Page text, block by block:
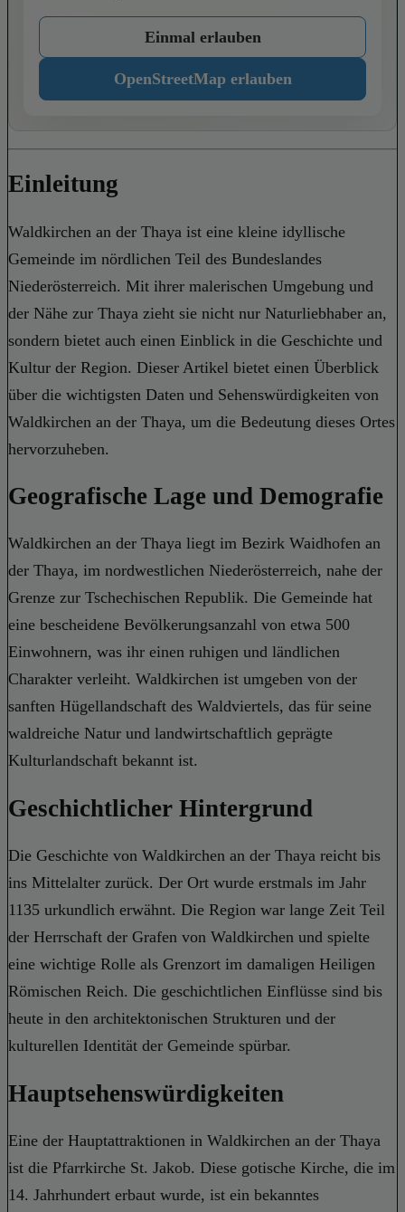
Einmal erlauben
OpenStreetMap erlauben
Einleitung
Waldkirchen an der Thaya ist eine kleine idyllische
Gemeinde im nördlichen Teil des Bundeslandes
Niederösterreich. Mit ihrer malerischen Umgebung und
der Nähe zur Thaya zieht sie nicht nur Naturliebhaber an,
sondern bietet auch einen Einblick in die Geschichte und
Kultur der Region. Dieser Artikel bietet einen Überblick
über die wichtigsten Daten und Sehenswürdigkeiten von
Waldkirchen an der Thaya, um die Bedeutung dieses Ortes
hervorzuheben.
Geografische Lage und Demografie
Waldkirchen an der Thaya liegt im Bezirk Waidhofen an
der Thaya, im nordwestlichen Niederösterreich, nahe der
Grenze zur Tschechischen Republik. Die Gemeinde hat
eine bescheidene Bevölkerungsanzahl von etwa 500
Einwohnern, was ihr einen ruhigen und ländlichen
Charakter verleiht. Waldkirchen ist umgeben von der
sanften Hügellandschaft des Waldviertels, das für seine
waldreiche Natur und landwirtschaftlich geprägte
Kulturlandschaft bekannt ist.
Geschichtlicher Hintergrund
Die Geschichte von Waldkirchen an der Thaya reicht bis
ins Mittelalter zurück. Der Ort wurde erstmals im Jahr
1135 urkundlich erwähnt. Die Region war lange Zeit Teil
der Herrschaft der Grafen von Waldkirchen und spielte
eine wichtige Rolle als Grenzort im damaligen Heiligen
Römischen Reich. Die geschichtlichen Einflüsse sind bis
heute in den architektonischen Strukturen und der
kulturellen Identität der Gemeinde spürbar.
Hauptsehenswürdigkeiten
Eine der Hauptattraktionen in Waldkirchen an der Thaya
ist die Pfarrkirche St. Jakob. Diese gotische Kirche, die im
14. Jahrhundert erbaut wurde, ist ein bekanntes